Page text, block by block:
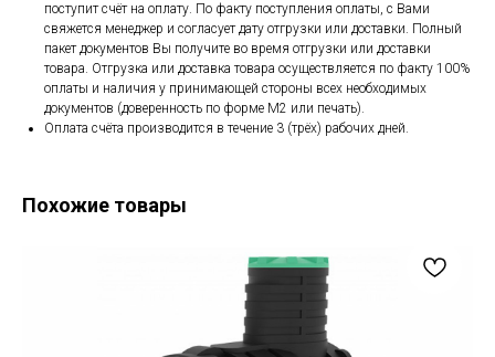
поступит счёт на оплату. По факту поступления оплаты, с Вами
свяжется менеджер и согласует дату отгрузки или доставки. Полный
пакет документов Вы получите во время отгрузки или доставки
товара. Отгрузка или доставка товара осуществляется по факту 100%
оплаты и наличия у принимающей стороны всех необходимых
документов (доверенность по форме М2 или печать).
Оплата счёта производится в течение 3 (трёх) рабочих дней.
Похожие товары